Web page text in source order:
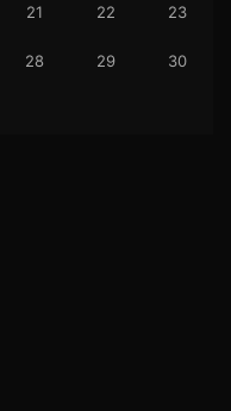
21 22 23
28 29 30